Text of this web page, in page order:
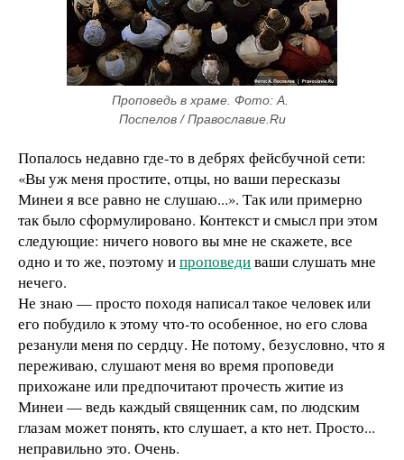
Проповедь в храме. Фото: А.
Поспелов / Православие.Ru
Попалось недавно где-то в дебрях фейсбучной сети:
«Вы уж меня простите, отцы, но ваши пересказы
Минеи я все равно не слушаю...». Так или примерно
так было сформулировано. Контекст и смысл при этом
следующие: ничего нового вы мне не скажете, все
одно и то же, поэтому ипроповедиваши слушать мне
нечего.
Не знаю — просто походя написал такое человек или
его побудило к этому что-то особенное, но его слова
резанули меня по сердцу. Не потому, безусловно, что я
переживаю, слушают меня во время проповеди
прихожане или предпочитают прочесть житие из
Минеи — ведь каждый священник сам, по людским
глазам может понять, кто слушает, а кто нет. Просто...
неправильно это. Очень.